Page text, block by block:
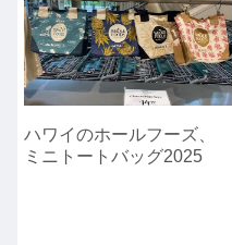
ハワイのホールフーズ、
ミニトートバッグ2025